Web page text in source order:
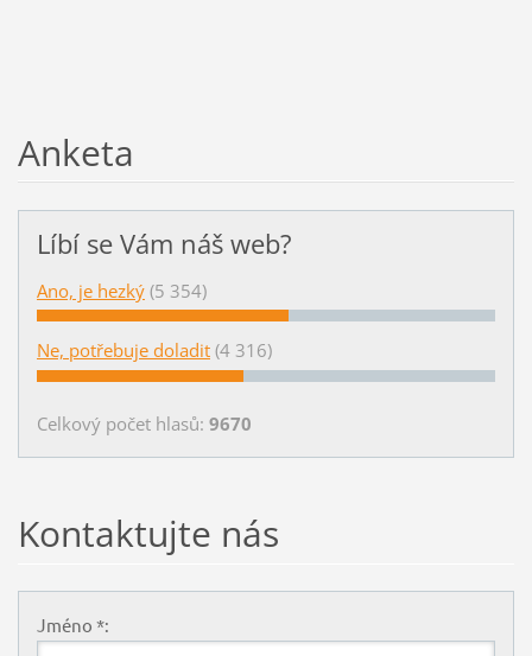
Anketa
Líbí se Vám náš web?
Ano, je hezký (5 354)
Ne, potřebuje doladit (4 316)
Celkový počet hlasů: 9670
Kontaktujte nás
Jméno *: